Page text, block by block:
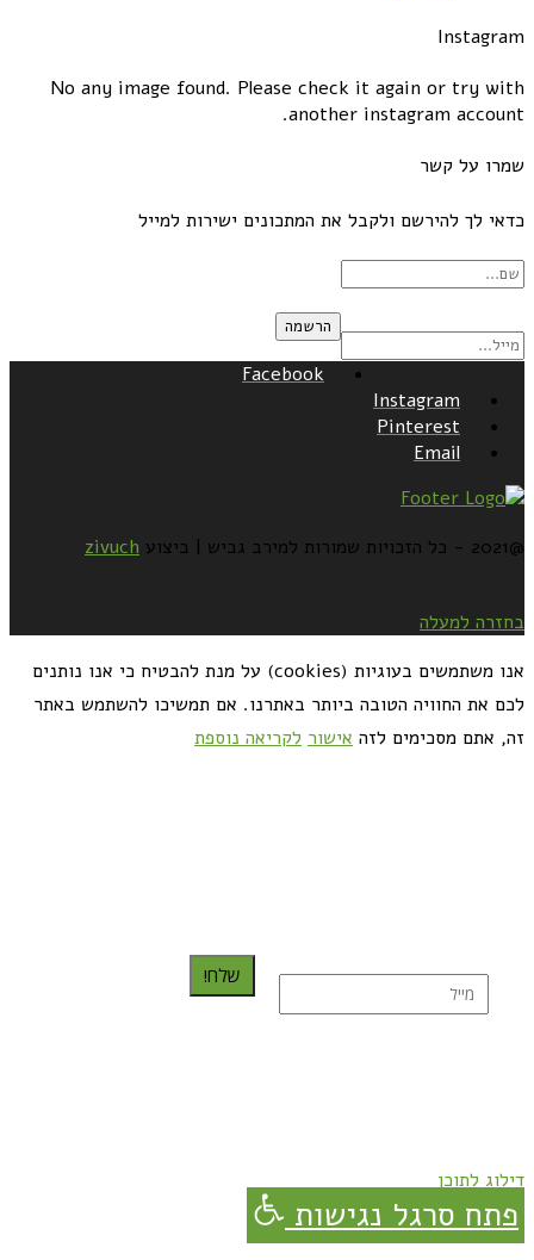
Instagram
No any image found. Please check it again or try with
another instagram account.
שמרו על קשר
כדאי לך להירשם ולקבל את המתכונים ישירות למייל
Facebook
Instagram
Pinterest
Email
@2021 - כל הזכויות שמורות למירב גביש | ביצוע zivuch
בחזרה למעלה
אנו משתמשים בעוגיות (cookies) על מנת להבטיח כי אנו נותנים
לכם את החוויה הטובה ביותר באתרנו. אם תמשיכו להשתמש באתר
זה, אתם מסכימים לזה אישור לקריאה נוספת
שלח!
דילוג לתוכן
פתח סרגל נגישות